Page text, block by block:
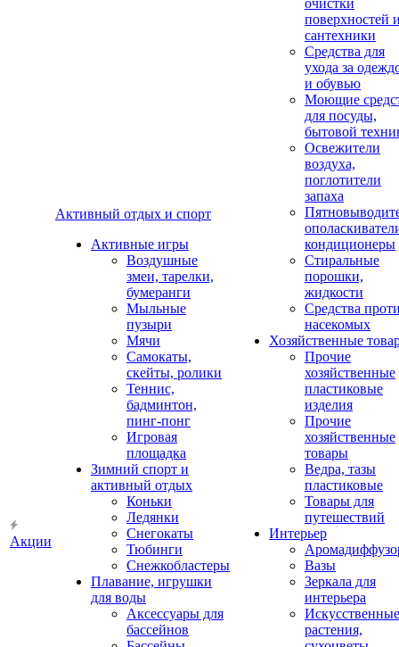
Акции
Активный отдых и спорт
Активные игры
Воздушные
змеи, тарелки,
бумеранги
Мыльные
пузыри
Мячи
Самокаты,
скейты, ролики
Теннис,
бадминтон,
пинг-понг
Игровая
площадка
Зимний спорт и
активный отдых
Коньки
Ледянки
Снегокаты
Тюбинги
Снежкобластеры
Плавание, игрушки
для воды
Аксессуары для
бассейнов
очистки
поверхностей
сантехники
Средства для
ухода за
и обувью
Моющие
для посуды,
бытовой
Освежители
воздуха,
поглотители
запаха
кондиционеры
Стиральные
порошки,
жидкости
Средства
насекомых
Хозяйственные
Прочие
хозяйственные
пластиковые
изделия
Прочие
хозяйственные
товары
Ведра, тазы
пластиковые
Товары для
путешествий
Интерьер
Вазы
Зеркала для
интерьера
Искусственные
растения,